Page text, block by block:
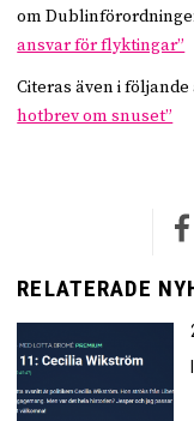
RELATERADE
om
ansvar för flyktingar”
Citeras även i
hotbrev om snuset”